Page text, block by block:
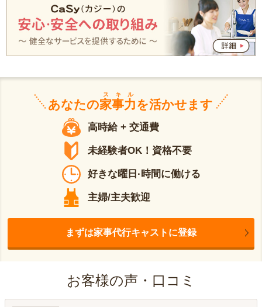
あなたの家事力
スキル
を活かせます
高時給 + 交通費
未経験者OK！資格不要
好きな曜日·時間に働ける
主婦/主夫歓迎
まずは家事代行キャストに登録
お客様の声・口コミ